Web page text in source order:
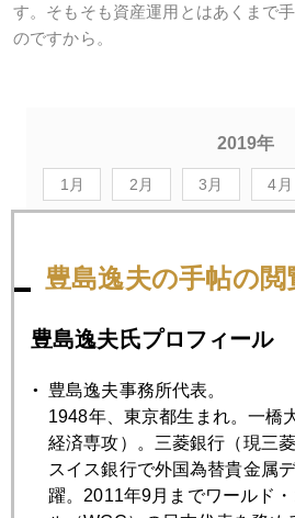
す。そもそも資産運用とはあくまで
のですから。
2019年
1月 2月 3月 4月
年金、破局のシナリオ
2019年08月29日
「利下げでトランプ再選リスク」
豊島逸夫の手帖の
豊島逸夫氏プロフィール
豊島逸夫事務所代表。
1948年、東京都生まれ。一橋
経済専攻）。三菱銀行（現三
スイス銀行で外国為替貴金属
躍。2011年9月までワールド